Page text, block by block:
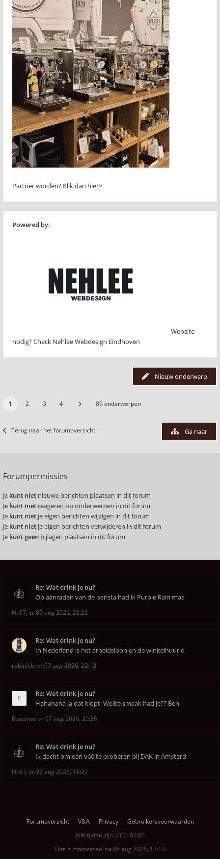
Partner worden? Klik dan hier>
Powered by:
Website
nodig? Check Nehlee Webdesign Eindhoven
Nieuw onderwerp
1 2 3 4 89 onderwerpen
Terug naar het forumoverzicht Ga naar
Forumpermissies
Je kunt niet nieuwe berichten plaatsen in dit forum
Je kunt niet reageren op onderwerpen in dit forum
Je kunt niet je eigen berichten wijzigen in dit forum
Je kunt niet je eigen berichten verwijderen in dit forum
Je kunt geen bijlagen plaatsen in dit forum
Re: Wat drink je nu?
Op aanraden van de barista had ik Purple Rain maa
Hk87, vr 07 aug 2026, 22:26
Re: Wat drink je nu?
In Nederland is het arbeidsloon en de winkelhuur o
robinfcb, vr 07 aug 2026, 22:13
Re: Wat drink je nu?
Hahahaha ja dat klopt. Welke smaak had je?? Ben
Rosanne, vr 07 aug 2026, 20:26
Re: Wat drink je nu?
Ik dacht om een v60 te proberen bij DAK in Amsterd
Hk87, vr 07 aug 2026, 18:27
Forumoverzicht V&A Privacy
Gebruikersvoorwaarden
Alle tijden zijn UTC+02:00
Het is momenteel za 08 aug 2026, 13:12